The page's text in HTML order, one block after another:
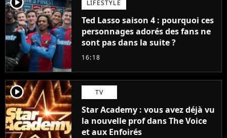
LIFESTYLE
Ted Lasso saison 4 : pourquoi ces
personnages adorés des fans ne
sont pas dans la suite ?
16:18
player2 TV
Star Academy : vous avez déjà vu
la nouvelle prof dans The Voice
et aux Enfoirés